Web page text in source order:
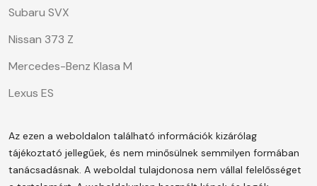
Subaru SVX
Nissan 373 Z
Mercedes-Benz Klasa M
Lexus ES
Az ezen a weboldalon található információk kizárólag
tájékoztató jellegűek, és nem minősülnek semmilyen formában
tanácsadásnak. A weboldal tulajdonosa nem vállal felelősséget